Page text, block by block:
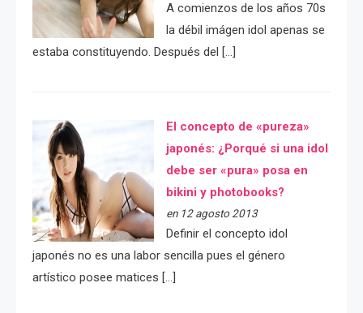
A comienzos de los años 70s
la débil imágen idol apenas se
estaba constituyendo. Después del […]
El concepto de «pureza»
japonés: ¿Porqué si una idol
debe ser «pura» posa en
bikini y photobooks?
en 12 agosto 2013
Definir el concepto idol
japonés no es una labor sencilla pues el género
artístico posee matices […]